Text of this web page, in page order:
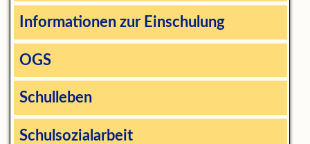
Informationen zur Einschulung
OGS
Schulleben
Schulsozialarbeit